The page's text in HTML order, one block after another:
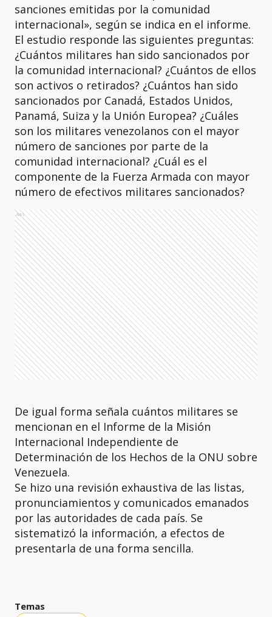
sanciones emitidas por la comunidad
internacional», según se indica en el informe.
El estudio responde las siguientes preguntas:
¿Cuántos militares han sido sancionados por
la comunidad internacional? ¿Cuántos de ellos
son activos o retirados? ¿Cuántos han sido
sancionados por Canadá, Estados Unidos,
Panamá, Suiza y la Unión Europea? ¿Cuáles
son los militares venezolanos con el mayor
número de sanciones por parte de la
comunidad internacional? ¿Cuál es el
componente de la Fuerza Armada con mayor
número de efectivos militares sancionados?
Ads
De igual forma señala cuántos militares se
mencionan en el Informe de la Misión
Internacional Independiente de
Determinación de los Hechos de la ONU sobre
Venezuela.
Se hizo una revisión exhaustiva de las listas,
pronunciamientos y comunicados emanados
por las autoridades de cada país. Se
sistematizó la información, a efectos de
presentarla de una forma sencilla.
Temas